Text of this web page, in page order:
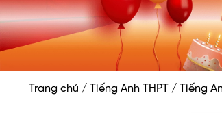
Trang chủ / Tiếng Anh THPT / Tiếng